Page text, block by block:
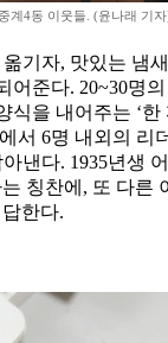
계4동 이웃들. (윤나래 기
기자, 맛있는 냄
어준다. 20~30명
식을 내어주는 ‘한
서 6명 내외의 리
낸다. 1935년생
칭찬에, 또 다른
한다.